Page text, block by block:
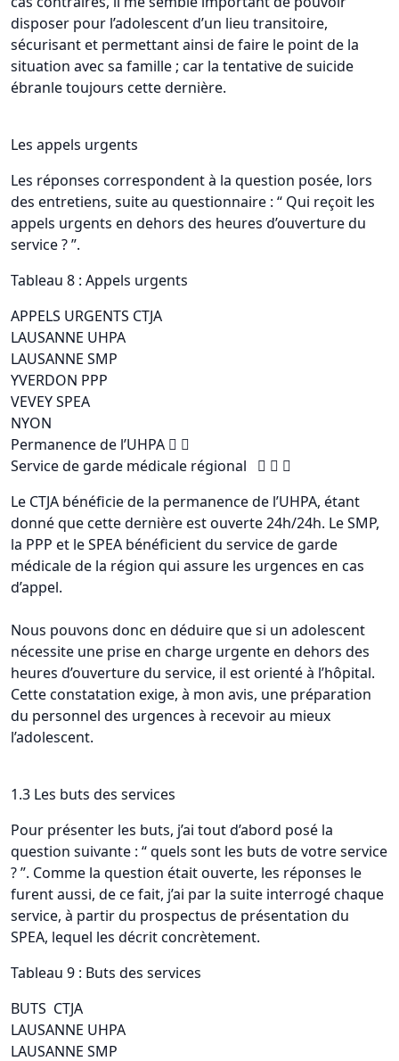
disposer pour l’adolescent d’un lieu transitoire,
sécurisant et permettant ainsi de faire le point de la
situation avec sa famille ; car la tentative de suicide
ébranle toujours cette dernière.
Les appels urgents
Les réponses correspondent à la question posée, lors
des entretiens, suite au questionnaire : “ Qui reçoit les
appels urgents en dehors des heures d’ouverture du
service ? ”.
Tableau 8 : Appels urgents
APPELS URGENTS CTJA
LAUSANNE UHPA
LAUSANNE SMP
YVERDON PPP
VEVEY SPEA
NYON
Permanence de l’UHPA  
Service de garde médicale régional   
Le CTJA bénéficie de la permanence de l’UHPA, étant
donné que cette dernière est ouverte 24h/24h. Le SMP,
la PPP et le SPEA bénéficient du service de garde
médicale de la région qui assure les urgences en cas
d’appel.
Nous pouvons donc en déduire que si un adolescent
nécessite une prise en charge urgente en dehors des
heures d’ouverture du service, il est orienté à l’hôpital.
Cette constatation exige, à mon avis, une préparation
du personnel des urgences à recevoir au mieux
l’adolescent.
1.3 Les buts des services
Pour présenter les buts, j’ai tout d’abord posé la
question suivante : “ quels sont les buts de votre service
? ”. Comme la question était ouverte, les réponses le
furent aussi, de ce fait, j’ai par la suite interrogé chaque
service, à partir du prospectus de présentation du
SPEA, lequel les décrit concrètement.
Tableau 9 : Buts des services
BUTS CTJA
LAUSANNE UHPA
LAUSANNE SMP